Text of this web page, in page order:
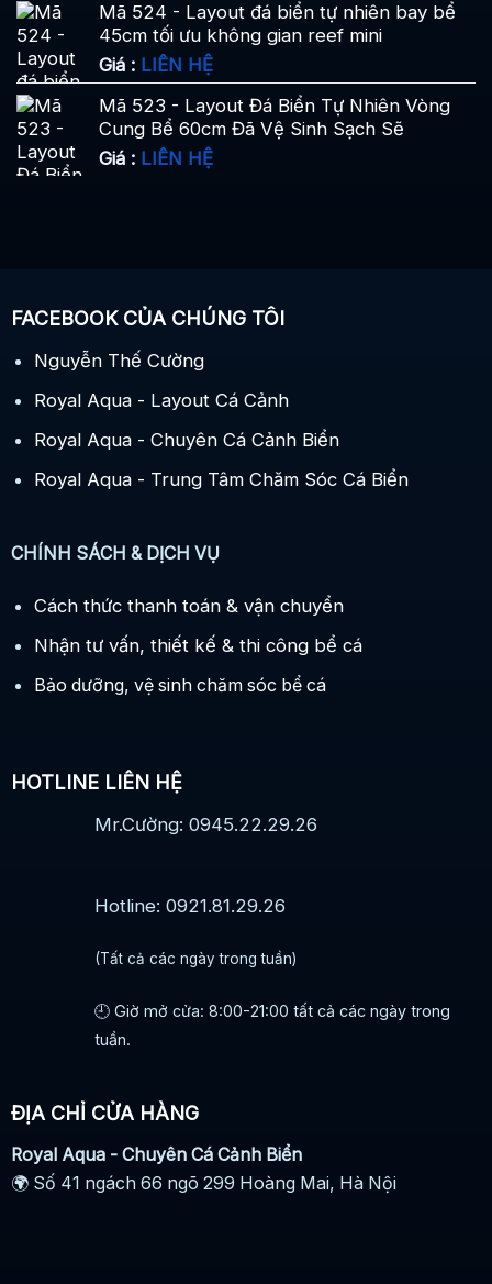
Mã 524 - Layout đá biển tự nhiên bay bể
45cm tối ưu không gian reef mini
Giá : LIÊN HỆ
Mã 523 - Layout Đá Biển Tự Nhiên Vòng
Cung Bể 60cm Đã Vệ Sinh Sạch Sẽ
Giá : LIÊN HỆ
FACEBOOK CỦA CHÚNG TÔI
Nguyễn Thế Cường
Royal Aqua - Layout Cá Cảnh
Royal Aqua - Chuyên Cá Cảnh Biển
Royal Aqua - Trung Tâm Chăm Sóc Cá Biển
CHÍNH SÁCH & DỊCH VỤ
Cách thức thanh toán & vận chuyển
Nhận tư vấn, thiết kế & thi công bể cá
Bảo dưỡng, vệ sinh chăm sóc bể cá
HOTLINE LIÊN HỆ
Mr.Cường: 0945.22.29.26
Hotline: 0921.81.29.26
(Tất cả các ngày trong tuần)
🕘 Giờ mở cửa: 8:00-21:00 tất cả các ngày trong
tuần.
ĐỊA CHỈ CỬA HÀNG
Royal Aqua - Chuyên Cá Cảnh Biển
🌍 Số 41 ngách 66 ngõ 299 Hoàng Mai, Hà Nội